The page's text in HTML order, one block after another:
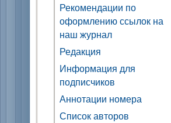
Рекомендации по
оформлению ссылок на
наш журнал
Редакция
Информация для
подписчиков
Аннотации номера
Список авторов